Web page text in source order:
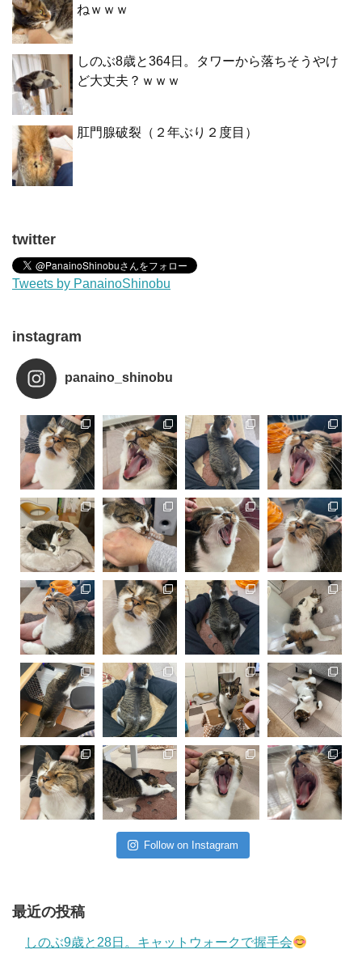
ねｗｗｗ
しのぶ8歳と364日。タワーから落ちそうやけ
ど大丈夫？ｗｗｗ
肛門腺破裂（２年ぶり２度目）
twitter
Tweets by PanainoShinobu
instagram
panaino_shinobu
Follow on Instagram
最近の投稿
しのぶ9歳と28日。キャットウォークで握手会